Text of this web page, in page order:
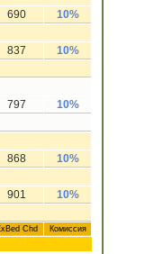
690
10%
837
10%
797
10%
868
10%
901
10%
Chd Комиссия